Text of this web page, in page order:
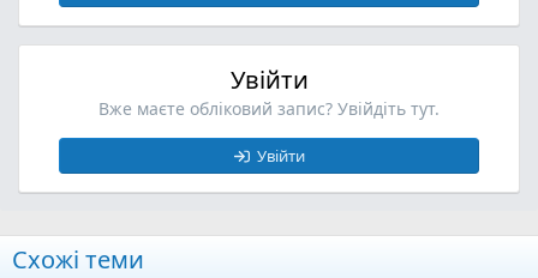
Увійти
Вже маєте обліковий запис? Увійдіть тут.
Увійти
Схожі теми